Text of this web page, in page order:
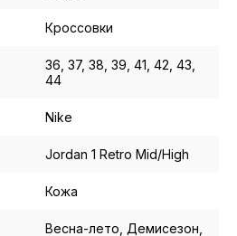
Кроссовки
36, 37, 38, 39, 41, 42, 43,
44
Nike
Jordan 1 Retro Mid/High
Кожа
Весна-лето, Демисезон,